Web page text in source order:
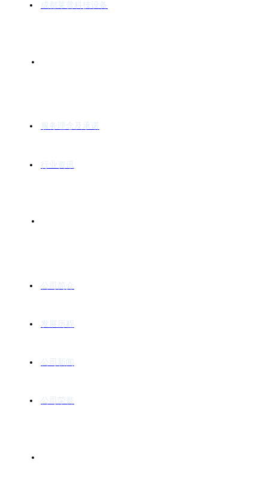
成都莱普科技设备
服务理念及承诺
行业资讯
公司简介
发展历程
公司新闻
公司荣誉